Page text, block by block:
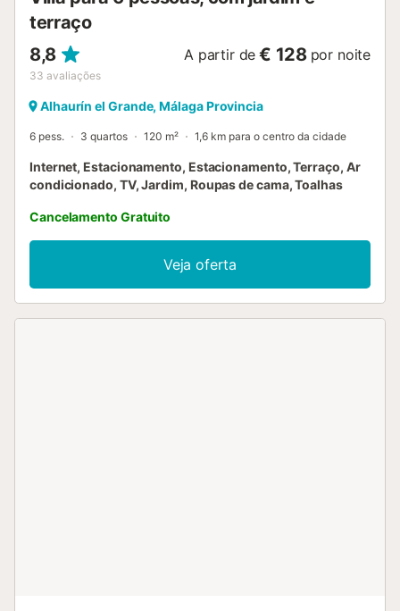
terraço
8,8
33 avaliações
A partir de € 128 por noite
Alhaurín el Grande, Málaga Provincia
6 pess. 3 quartos 120 m² 1,6 km para o centro da cidade
Internet, Estacionamento, Estacionamento, Terraço, Ar
condicionado, TV, Jardim, Roupas de cama, Toalhas
Cancelamento Gratuito
Veja oferta